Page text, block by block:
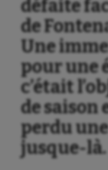
défaite
de
Une
pour une
c’était
de saison
perdu
jusque-là.